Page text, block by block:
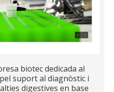
biotec dedicada al
suport al diagnòstic i
digestives en base